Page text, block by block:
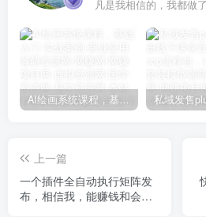
AI绘画系统课程，基础入门-实战案例-商业应用
上一篇
一个插件全自动执行矩阵发
布，相信我，能赚钱和会赚